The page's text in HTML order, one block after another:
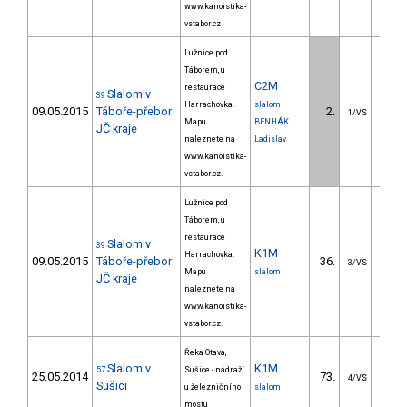
www.kanoistika-
vstabor.cz
09.05.2015
39 Slalom v
Táboře-přebor
JČ kraje
Lužnice pod
Táborem, u
restaurace
Harrachovka.
Mapu
naleznete na
www.kanoistika-
vstabor.cz.
C2M
slalom
BENHÁK
Ladislav
2. 1/VS
09.05.2015
39 Slalom v
Táboře-přebor
JČ kraje
Lužnice pod
Táborem, u
restaurace
Harrachovka.
Mapu
naleznete na
www.kanoistika-
vstabor.cz.
K1M
slalom
36. 3/VS
25.05.2014 57 Slalom v
Sušici
Řeka Otava,
Sušice - nádraží
u železničního
mostu
K1M
slalom
73. 4/VS